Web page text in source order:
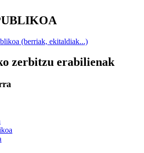
(berriak, ekitaldiak...)
zerbitzu erabilienak